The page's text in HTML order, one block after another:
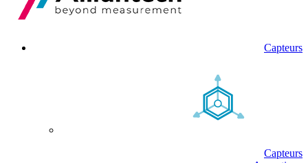
Capteurs
Capteurs